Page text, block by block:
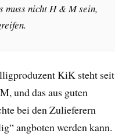
muss nicht H & M sein,
KiK steht seit
und das aus guten
bei den Zulieferern
angboten werden kann.